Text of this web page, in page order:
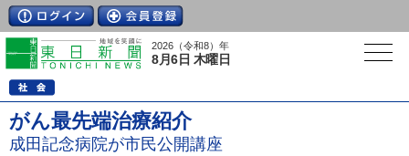
2026（令和8）年
8月6日 木曜日
がん最先端治療紹介
成田記念病院が市民公開講座